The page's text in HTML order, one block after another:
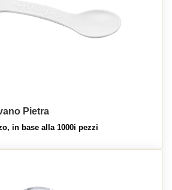
Pietra
in base alla 1000i pezzi